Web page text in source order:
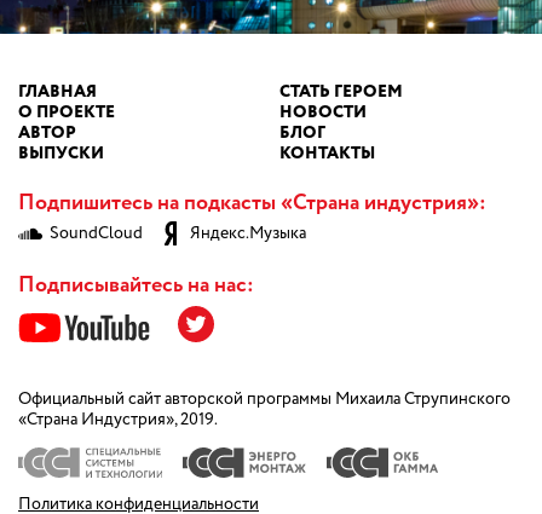
ГЛАВНАЯ
О ПРОЕКТЕ
АВТОР
ВЫПУСКИ
СТАТЬ ГЕРОЕМ
НОВОСТИ
БЛОГ
КОНТАКТЫ
Подпишитесь на подкасты «Страна индустрия»:
SoundCloud Яндекс.Музыка
Подписывайтесь на нас:
Официальный сайт авторской программы Михаила Струпинского
«Страна Индустрия», 2019.
Политика конфиденциальности